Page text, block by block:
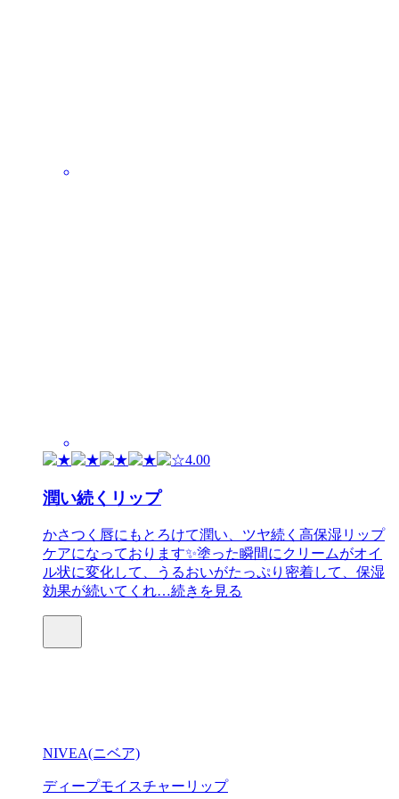
4.00
潤い続くリップ
かさつく唇にもとろけて潤い、ツヤ続く高保湿リップ
ケアになっております✨塗った瞬間にクリームがオイ
ル状に変化して、うるおいがたっぷり密着して、保湿
効果が続いてくれ…続きを見る
NIVEA(ニベア)
ディープモイスチャーリップ